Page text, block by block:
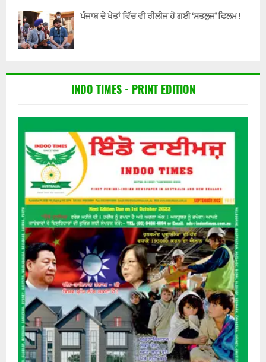
ਪੰਜਾਬ ਦੇ ਖੇਤਾਂ ਵਿੱਚ ਵੀ ਰੀਲੀਜ ਹੋ ਗਈ ‘ਸਤਲੁਜ’ ਫਿਲਮ !
INDO TIMES - PRINT EDITION